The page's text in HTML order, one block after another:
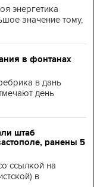
энергетика
значение тому,
в фонтанах
в дань
день
штаб
ранены 5
ссылкой на
в